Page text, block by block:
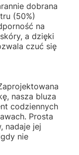
dobrana
(50%)
na
a dzięki
czuć się
nasza bluza
codziennych
Prosta
nadaje jej
nie